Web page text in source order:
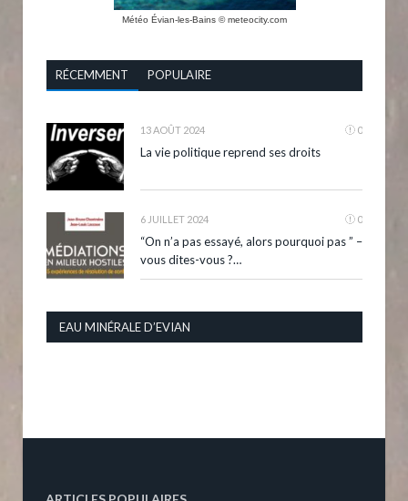
Météo Évian-les-Bains © meteocity.com
RÉCEMMENT POPULAIRE
13 AOÛT 2024 0
La vie politique reprend ses droits
6 JUILLET 2024 0
“On n’a pas essayé, alors pourquoi pas ” –
vous dites-vous ?…
EAU MINÉRALE D’EVIAN